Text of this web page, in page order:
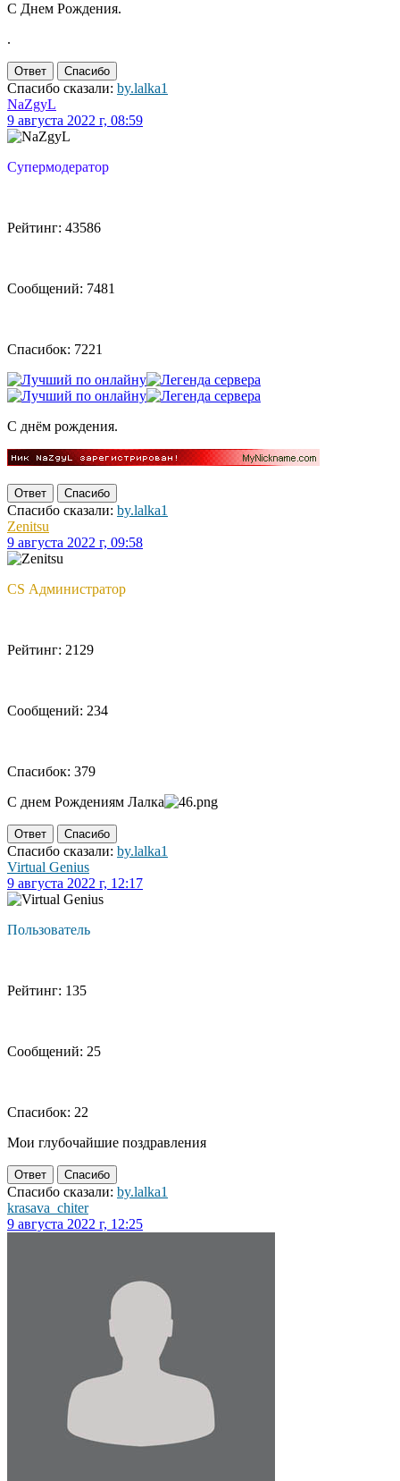
С Днем Рождения.
.
Ответ Спасибо
Спасибо сказали: by.lalka1
NaZgyL
9 августа 2022 г, 08:59
Супермодератор
Рейтинг: 43586
Сообщений: 7481
Спасибок: 7221
С днём рождения.
Ответ Спасибо
Спасибо сказали: by.lalka1
Zenitsu
9 августа 2022 г, 09:58
CS Администратор
Рейтинг: 2129
Сообщений: 234
Спасибок: 379
С днем Рождениям Лалка
Ответ Спасибо
Спасибо сказали: by.lalka1
Virtual Genius
9 августа 2022 г, 12:17
Пользователь
Рейтинг: 135
Сообщений: 25
Спасибок: 22
Мои глубочайшие поздравления
Ответ Спасибо
Спасибо сказали: by.lalka1
krasava_chiter
9 августа 2022 г, 12:25